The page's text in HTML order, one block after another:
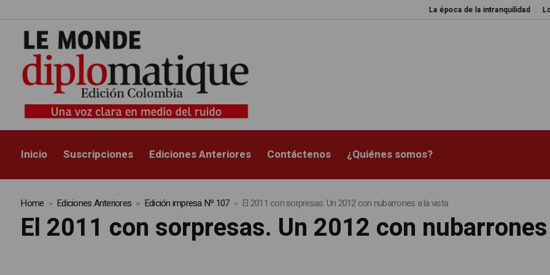
La época de la intranquilidad Los amos
Inicio Suscripciones Ediciones Anteriores Contáctenos ¿Quiénes somos?
Home Ediciones Anteriores Edición impresa Nº 107 El 2011 con sorpresas. Un 2012 con nubarrones a la vista
El 2011 con sorpresas. Un 2012 con